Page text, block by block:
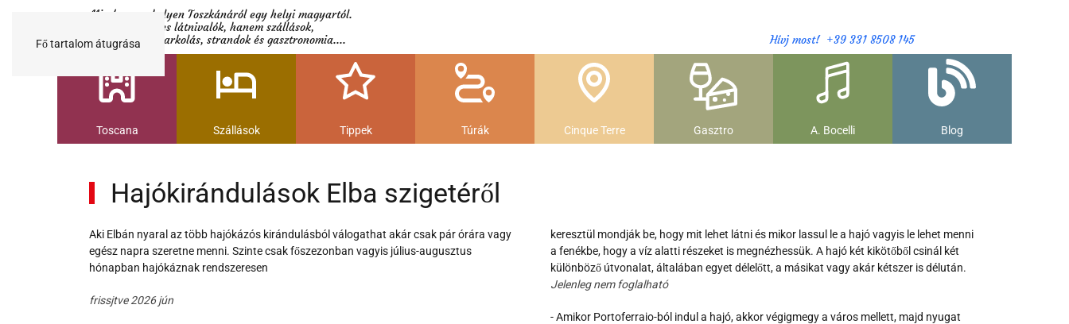
Fő tartalom átugrása
Minden egy helyen Toszkánáról egy helyi magyartól.
Nemcsak a híres látnivalók, hanem szállások,
múzeumok és parkolás, strandok és gasztronomia....
Hívj most! +39 331 8508 145
Toscana Szállások Tippek Túrák Cinque Terre Gasztro A. Bocelli Blog
Hajókirándulások Elba szigetéről
Aki Elbán nyaral az több hajókázós kirándulásból válogathat akár csak pár órára vagy
egész napra szeretne menni. Szinte csak főszezonban vagyis július-augusztus
hónapban hajókáznak rendszeresen
frissjtve 2026 jún
keresztül mondják be, hogy mit lehet látni és mikor lassul le a hajó vagyis le lehet menni
a fenékbe, hogy a víz alatti részeket is megnézhessük. A hajó két kikötőből csinál két
különböző útvonalat, általában egyet délelőtt, a másikat vagy akár kétszer is délután.
Jelenleg nem foglalható
- Amikor Portoferraio-ból indul a hajó, akkor végigmegy a város mellett, majd nyugat